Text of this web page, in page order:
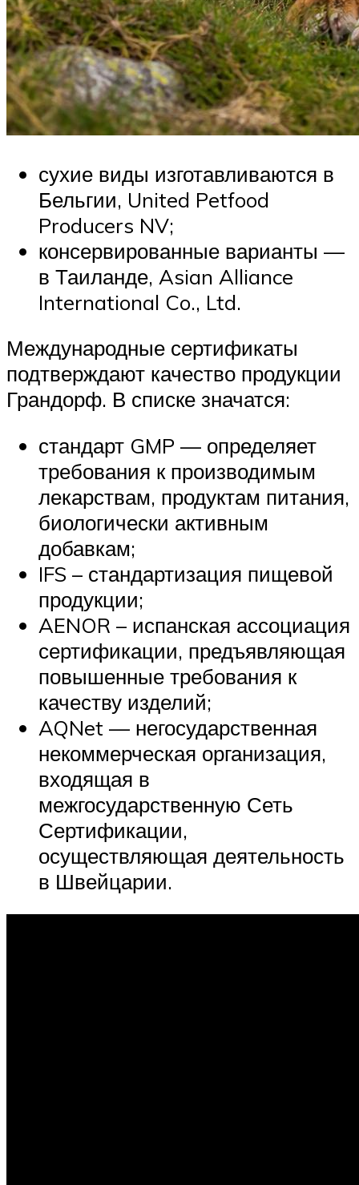
сухие виды изготавливаются в
Бельгии, United Petfood
Producers NV;
консервированные варианты —
в Таиланде, Asian Alliance
International Co., Ltd.
Международные сертификаты
подтверждают качество продукции
Грандорф. В списке значатся:
стандарт GMP — определяет
требования к производимым
лекарствам, продуктам питания,
биологически активным
добавкам;
IFS – стандартизация пищевой
продукции;
AENOR – испанская ассоциация
сертификации, предъявляющая
повышенные требования к
качеству изделий;
AQNet — негосударственная
некоммерческая организация,
входящая в
межгосударственную Сеть
Сертификации,
осуществляющая деятельность
в Швейцарии.